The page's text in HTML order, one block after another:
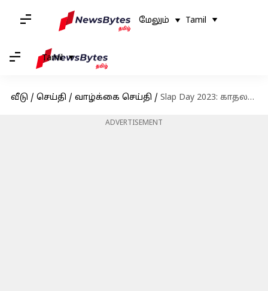
மேலும் Tamil
Tamil
வீடு / செய்தி / வாழ்க்கை செய்தி / Slap Day 2023: காதலர் எதிர்ப்பு வாரத்தின் முதல் நாள் இன்று; அதன் முக்கியத்துவத்தை தெரிந்து கொள்ளுங்கள்
ADVERTISEMENT